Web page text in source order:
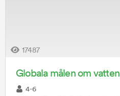
17487
Globala målen om vatten
4-6